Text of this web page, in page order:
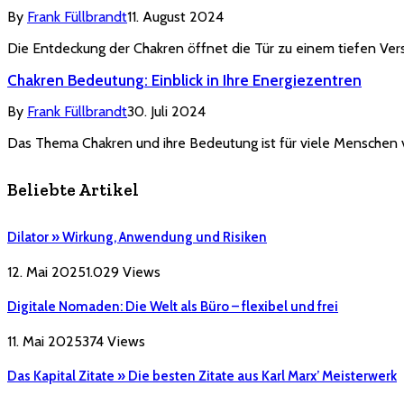
By Frank Füllbrandt11. August 2024
Die Entdeckung der Chakren öffnet die Tür zu einem tiefen
Chakren Bedeutung: Einblick in Ihre Energiezentren
By Frank Füllbrandt30. Juli 2024
Das Thema Chakren und ihre Bedeutung ist für viele
Beliebte Artikel
Dilator » Wirkung, Anwendung und Risiken
12. Mai 20251.029 Views
Digitale Nomaden: Die Welt als Büro – flexibel und frei
11. Mai 2025374 Views
Das Kapital Zitate » Die besten Zitate aus Karl Marx’ Meisterwerk